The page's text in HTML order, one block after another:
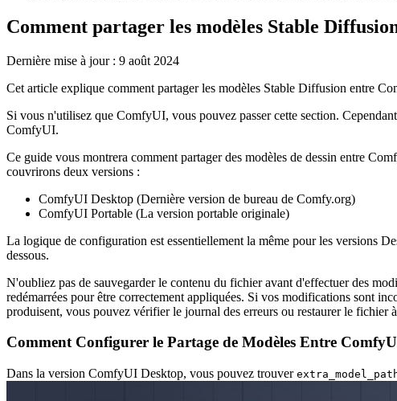
Comment partager les modèles Stable
Dernière mise à jour : 9 août 2024
Cet article explique comment partager les modèles Stable Diffusion entre
Si vous n'utilisez que ComfyUI, vous pouvez passer cette section.
ComfyUI.
Ce guide vous montrera comment partager des modèles de dessin entre
couvrirons deux versions :
ComfyUI Desktop (Dernière version de bureau de Comfy.org)
ComfyUI Portable (La version portable originale)
La logique de configuration est essentiellement la même pour les versions
dessous.
N'oubliez pas de sauvegarder le contenu du fichier avant d'effectuer des
redémarrées pour être correctement appliquées. Si vos modifications sont
produisent, vous pouvez vérifier le journal des erreurs ou restaurer le fichier
Comment Configurer le Partage de Modèles Entre
Dans la version ComfyUI Desktop, vous pouvez trouver